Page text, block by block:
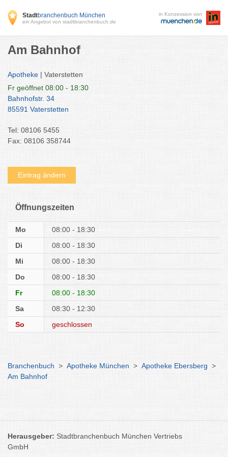
Stadtbranchenbuch München
ein Angebot von stadtbranchenbuch.de
in Konzession von
Am Bahnhof
Apotheke | Vaterstetten
Fr geöffnet 08:00 - 18:30
Bahnhofstr. 34
85591 Vaterstetten
Tel: 08106 5455
Fax: 08106 358744
Eintrag ändern
Öffnungszeiten
Mo
08:00 - 18:30
Di
08:00 - 18:30
Mi
08:00 - 18:30
Do
08:00 - 18:30
Fr
08:00 - 18:30
Sa
08:30 - 12:30
So
geschlossen
Branchenbuch > Apotheke München > Apotheke Ebersberg >
Am Bahnhof
Herausgeber: Stadtbranchenbuch München Vertriebs
GmbH